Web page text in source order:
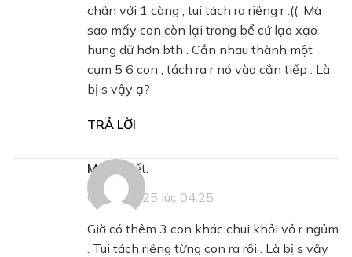
chân với 1 càng , tui tách ra riêng r :((. Mà
sao mấy con còn lại trong bể cứ lạo xạo
hung dữ hơn bth . Cắn nhau thành một
cụm 5 6 con , tách ra r nó vào cắn tiếp . Là
bị s vậy ạ?
TRẢ LỜI
Mạch
viết:
08/02/2025 lúc 04:25
Giờ có thêm 3 con khác chui khỏi vỏ r ngủm
. Tui tách riêng từng con ra rồi . Là bị s vậy